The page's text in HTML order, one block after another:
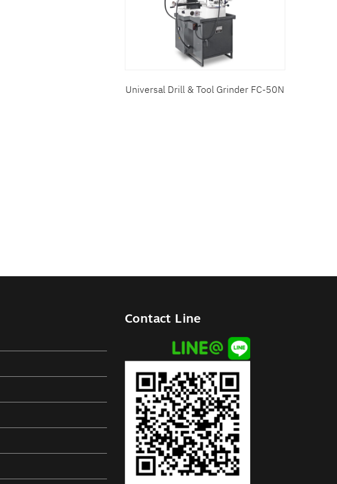
Universal Drill & Tool Grinder FC-50N
Contact Line